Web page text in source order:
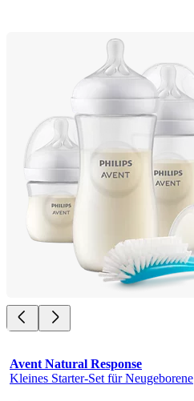
Avent Natural Response
Kleines Starter-Set für Neugeborene